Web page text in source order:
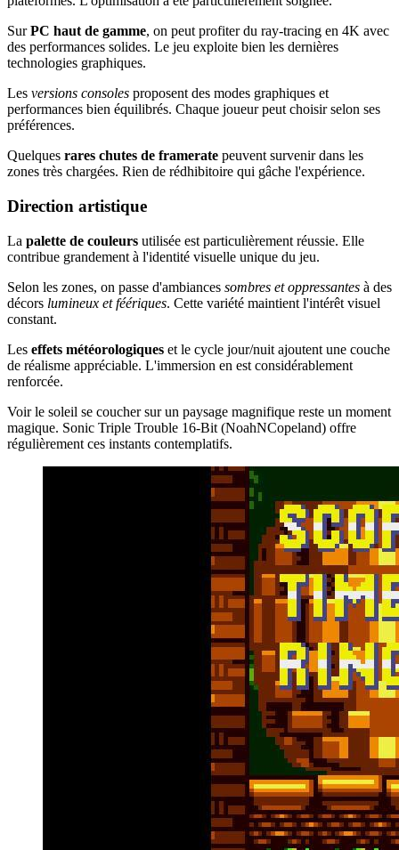
SurPC haut de gamme, on peut profiter du ray-tracing en 4K avec
des performances solides. Le jeu exploite bien les dernières
technologies graphiques.
Les versions consoles proposent des modes graphiques et
performances bien équilibrés. Chaque joueur peut choisir selon ses
préférences.
Quelques rares chutes de framerate peuvent survenir dans les
zones très chargées. Rien de rédhibitoire qui gâche l'expérience.
Direction artistique
La palette de couleurs utilisée est particulièrement réussie. Elle
contribue grandement à l'identité visuelle unique du jeu.
Selon les zones, on passe d'ambiances sombres et oppressantes à des
décors lumineux et féériques. Cette variété maintient l'intérêt visuel
constant.
Les effets météorologiques et le cycle jour/nuit ajoutent une couche
de réalisme appréciable. L'immersion en est considérablement
renforcée.
Voir le soleil se coucher sur un paysage magnifique reste un moment
magique. Sonic Triple Trouble 16-Bit (NoahNCopeland) offre
régulièrement ces instants contemplatifs.